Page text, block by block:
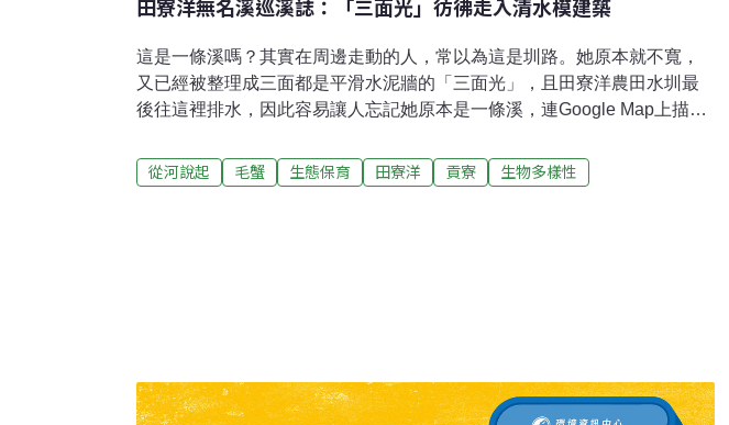
田寮洋無名溪巡溪誌：「三面光」彷彿走入清水模建築
這是一條溪嗎？其實在周邊走動的人，常以為這是圳路。她原本就不寬，
又已經被整理成三面都是平滑水泥牆的「三面光」，且田寮洋農田水圳最
後往這裡排水，因此容易讓人忘記她原本是一條溪，連Google Map上描繪
較清楚她迷你的集水區，就在鐵路和台二丙公路交界帶那坨小小的山丘
間。現在這條無名溪的河幅最寬處不到4公尺，但她就從地圖上標高74公尺
從河說起 毛蟹 生態保育 田寮洋 貢寮 生物多樣性